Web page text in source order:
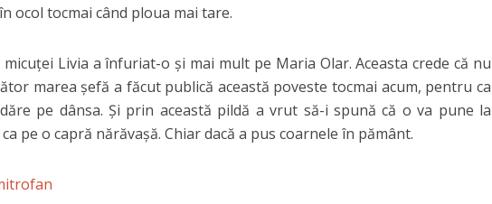
ocol tocmai când ploua mai tare.
micuţei Livia a înfuriat-o şi mai mult pe Maria Olar. Aceasta crede că nu
marea şefă a făcut publică această poveste tocmai acum, pentru ca
pe dânsa. Şi prin această pildă a vrut să-i spună că o va pune la
pe o capră nărăvaşă. Chiar dacă a pus coarnele în pământ.